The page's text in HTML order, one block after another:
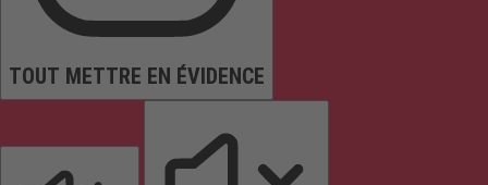
TOUT METTRE EN ÉVIDENCE